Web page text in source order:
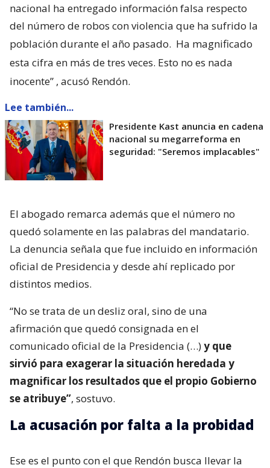
nacional ha entregado información falsa respecto
del número de robos con violencia que ha sufrido la
población durante el año pasado. Ha magnificado
esta cifra en más de tres veces. Esto no es nada
inocente” , acusó Rendón.
Lee también...
Presidente Kast anuncia en cadena
nacional su megarreforma en
seguridad: "Seremos implacables"
El abogado remarca además que el número no
quedó solamente en las palabras del mandatario.
La denuncia señala que fue incluido en información
oficial de Presidencia y desde ahí replicado por
distintos medios.
“No se trata de un desliz oral, sino de una
afirmación que quedó consignada en el
comunicado oficial de la Presidencia (…)y que
sirvió para exagerar la situación heredada y
magnificar los resultados que el propio Gobierno
se atribuye”, sostuvo.
La acusación por falta a la probidad
Ese es el punto con el que Rendón busca llevar la